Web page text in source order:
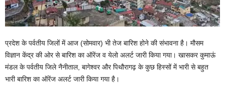
प्रदेश के पर्वतीय जिलों में आज (सोमवार) भी तेज बारिश होने की संभावना है। मौसम
विज्ञान केंद्र की ओर से बारिश का ऑरेंज व येलो अलर्ट जारी किया गया। खासकर कुमाऊं
मंडल के पर्वतीय जिले नैनीताल, बागेश्वर और पिथौरागढ़ के कुछ हिस्सों में भारी से बहुत
भारी बारिश का ऑरेंज अलर्ट जारी किया गया है।